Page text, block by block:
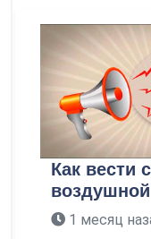
Как вести
воздушной
1 месяц